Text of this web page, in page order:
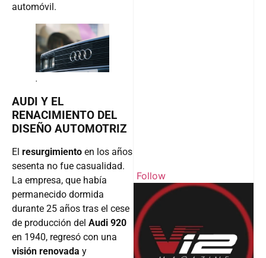
automóvil.
.
AUDI Y EL
RENACIMIENTO DEL
DISEÑO AUTOMOTRIZ
El resurgimiento en los años
sesenta no fue casualidad.
La empresa, que había
permanecido dormida
durante 25 años tras el cese
de producción del Audi 920
en 1940, regresó con una
visión renovada y
Follow